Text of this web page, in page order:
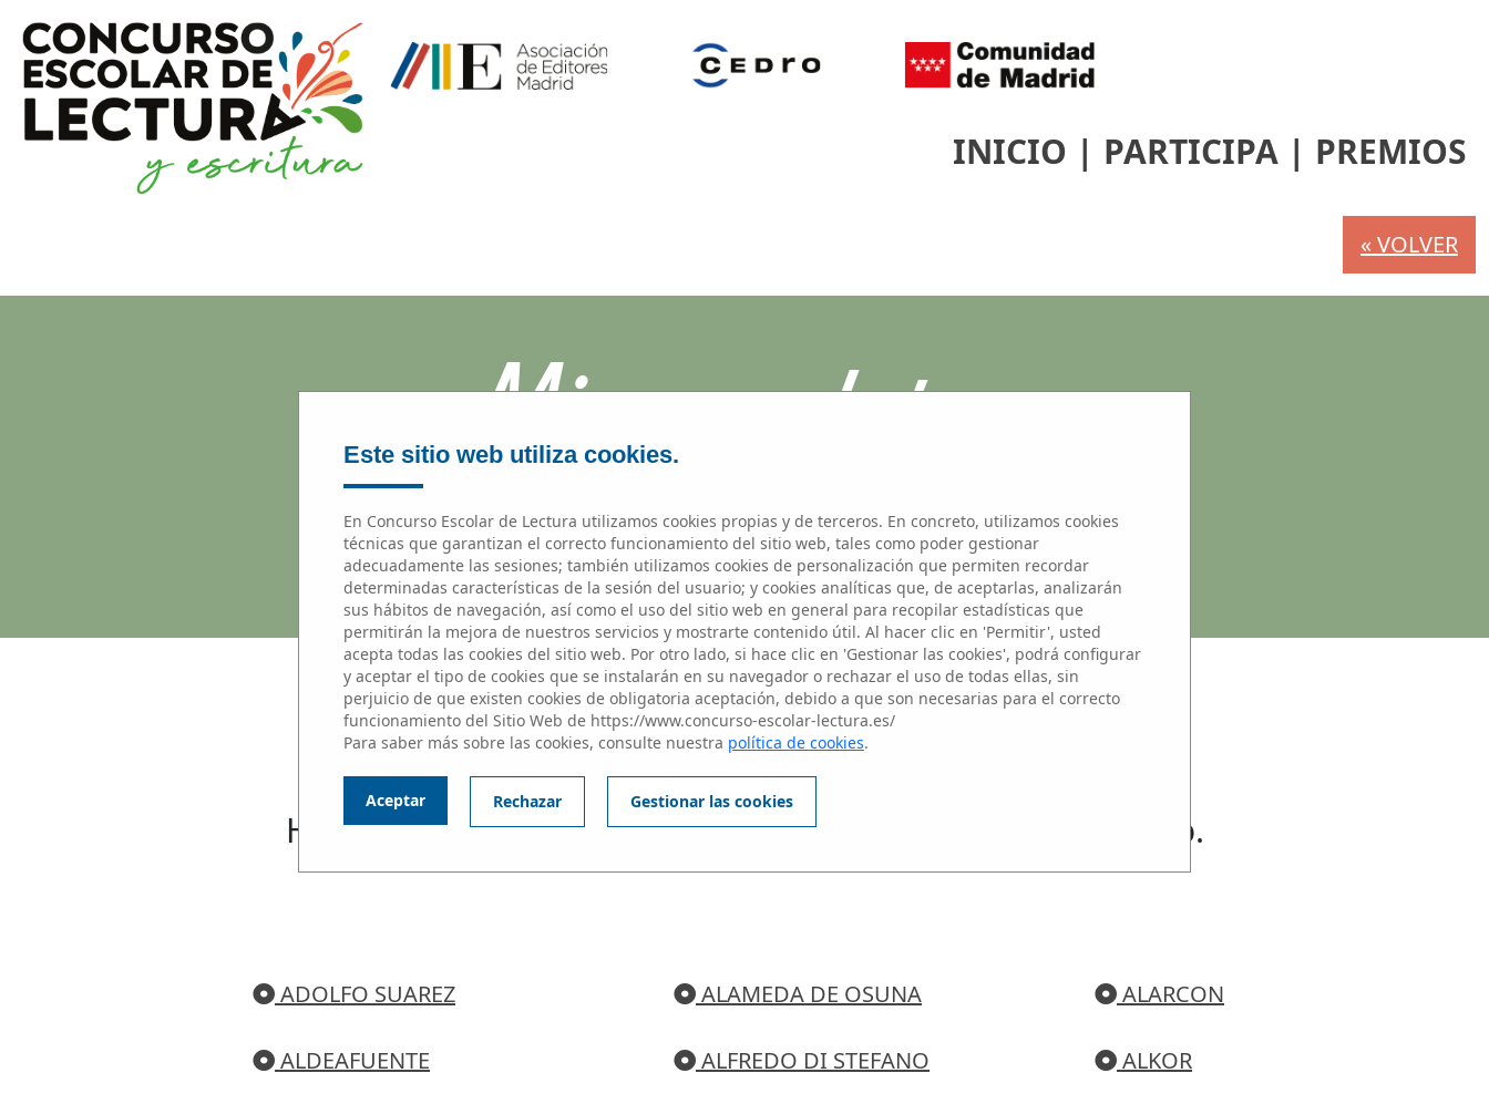
INICIO | PARTICIPA | PREMIOS
« VOLVER
Microrrelatos
Participantes
Edición 2024/2025
NIVEL 1: Alumnos de 1 y 2 de ESO
Haz clic sobre el del centro para acceder a sus Microrrelato.
ADOLFO SUAREZ ALAMEDA DE OSUNA ALARCON
ALDEAFUENTE ALFREDO DI STEFANO ALKOR
Este sitio web utiliza cookies.
En Concurso Escolar de Lectura utilizamos cookies propias y de terceros. En concreto, utilizamos cookies
técnicas que garantizan el correcto funcionamiento del sitio web, tales como poder gestionar
adecuadamente las sesiones; también utilizamos cookies de personalización que permiten recordar
determinadas características de la sesión del usuario; y cookies analíticas que, de aceptarlas, analizarán
sus hábitos de navegación, así como el uso del sitio web en general para recopilar estadísticas que
permitirán la mejora de nuestros servicios y mostrarte contenido útil. Al hacer clic en 'Permitir', usted
acepta todas las cookies del sitio web. Por otro lado, si hace clic en 'Gestionar las cookies', podrá configurar
y aceptar el tipo de cookies que se instalarán en su navegador o rechazar el uso de todas ellas, sin
perjuicio de que existen cookies de obligatoria aceptación, debido a que son necesarias para el correcto
funcionamiento del Sitio Web de https://www.concurso-escolar-lectura.es/
Para saber más sobre las cookies, consulte nuestra política de cookies.
Aceptar Rechazar Gestionar las cookies